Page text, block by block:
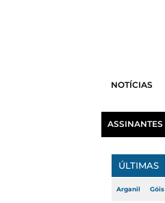
NOTÍCIAS
ASSINANTES
ÚLTIMAS
Arganil Góis